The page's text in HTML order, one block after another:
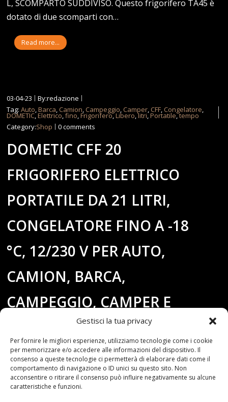
Gestisci la tua privacy
Per fornire le migliori esperienze, utilizziamo tecnologie come i cookie
per memorizzare e/o accedere alle informazioni del dispositivo. Il
consenso a queste tecnologie ci permetterà di elaborare dati come il
comportamento di navigazione o ID unici su questo sito. Non
acconsentire o ritirare il consenso può influire negativamente su alcune
caratteristiche e funzioni.
L, SCOMPARTO SUDDIVISO. Questo frigorifero TA45 è
dotato di due scomparti con…
Read more...
03-04-23
By:redazione
Tag:Auto,Barca, Camion, Campeggio, Camper, CFF, Congelatore,
DOMETIC,Elettrico,fino,Frigorifero,Libero,litri,Portatile,tempo
Category:Shop 0 comments
DOMETIC CFF 20
FRIGORIFERO ELETTRICO
PORTATILE DA 21 LITRI,
CONGELATORE FINO A -18
°C, 12/230 V PER AUTO,
CAMION, BARCA,
CAMPEGGIO, CAMPER E
TEMPO LIBERO